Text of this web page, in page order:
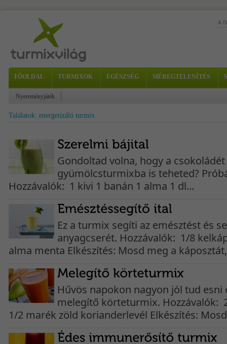
A
FŐOLDAL TURMIXOK EGÉSZSÉG MÉREGTELENÍTÉS
Nyereményjáték
Találatok: energetizáló turmix
Gondoltad volna, hogy a csokoládét
gyümölcsturmixba is teheted?
Hozzávalók: 1 kivi 1 banán 1 alma 1 dl...
Ez a turmix segíti az emésztést és
anyagcserét. Hozzávalók: 1/8
alma menta Elkészítés: Mosd meg a
Hűvös napokon nagyon jól tud esni
melegítő körteturmix. Hozzávalók:
1/2 marék zöld korianderlevél Elkészítés: